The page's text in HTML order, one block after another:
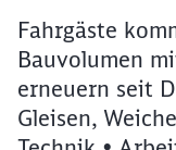
Fahrgäste
Bauvolumen
erneuern seit
Gleisen,